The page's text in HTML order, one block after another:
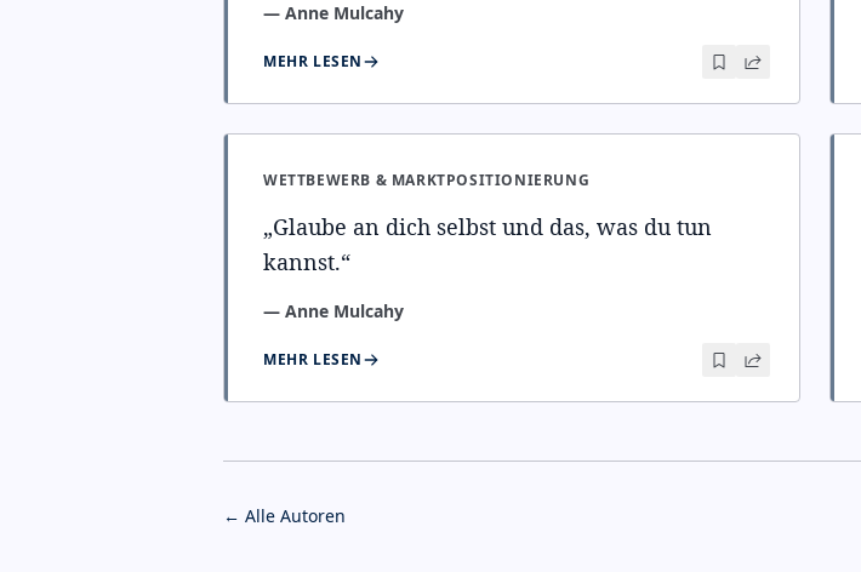
— Anne Mulcahy
MEHR LESEN
WETTBEWERB & MARKTPOSITIONIERUNG
„Glaube an dich selbst und das, was du tun
kannst.“
— Anne Mulcahy
MEHR LESEN
← Alle Autoren